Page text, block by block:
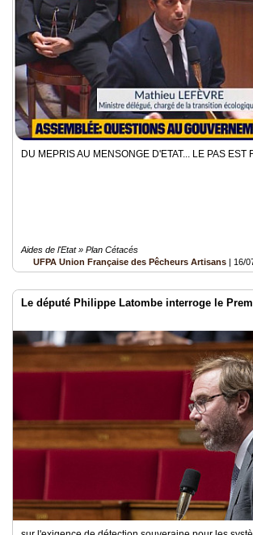
DU MEPRIS AU MENSONGE D'ETAT... LE PAS EST
Aides de l'Etat » Plan Cétacés
UFPA Union Française des Pêcheurs Artisans | 16/
Le député Philippe Latombe interroge le